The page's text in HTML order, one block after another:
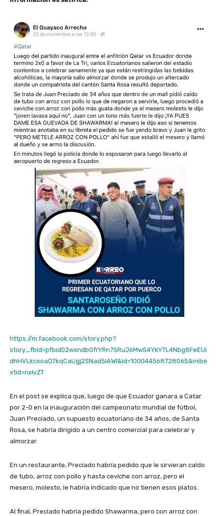
https://m.facebook.com/story.php?
story_fbid=pfbid02wxndbGfrYRn7SRuJ6Mw54YkYTL4Nbg8FeEUi
dhHVLkcxoaQ7kqCaUgj2SNad5iAWl&id=100044568728065&mibe
xtid=nxlvZT
En el post se explica que, luego de que Ecuador ganara a Catar
por 2-0 en la inauguración del campeonato mundial de fútbol,
Juan Preciado, un supuesto ecuatoriano de 34 años, de Santa
Rosa, se habría dirigido a un centro comercial para celebrar y
almorzar.
En un restaurante, Preciado habría pedido que le sirvieran caldo
de tubo, arroz con pollo y hasta ceviche con arroz, pero el
mesero, molesto, le habría indicado que no tienen esos platos.
Al final, Preciado habría pedido Shawarma, pero con arroz con